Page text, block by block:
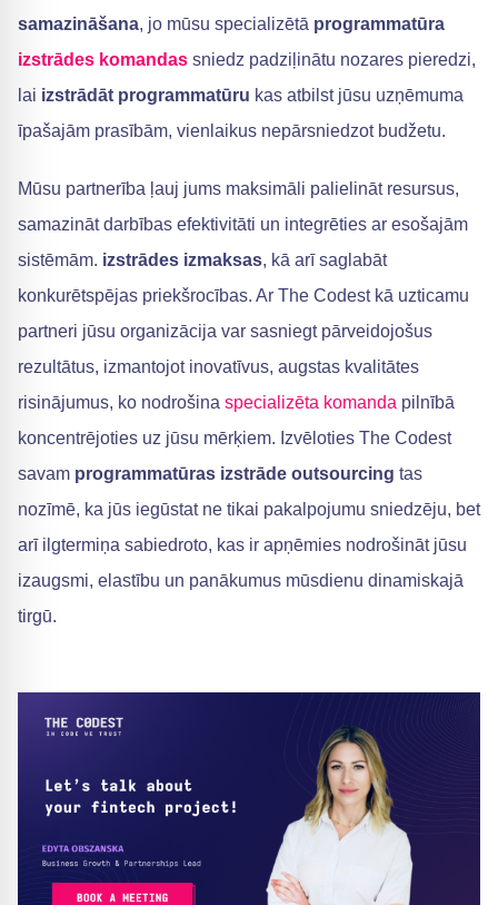
samazināšana, jo mūsu specializētā programmatūra
izstrādes komandas sniedz padziļinātu nozares pieredzi,
lai izstrādāt programmatūru kas atbilst jūsu uzņēmuma
īpašajām prasībām, vienlaikus nepārsniedzot budžetu.
Mūsu partnerība ļauj jums maksimāli palielināt resursus,
samazināt darbības efektivitāti un integrēties ar esošajām
sistēmām. izstrādes izmaksas, kā arī saglabāt
konkurētspējas priekšrocības. Ar The Codest kā uzticamu
partneri jūsu organizācija var sasniegt pārveidojošus
rezultātus, izmantojot inovatīvus, augstas kvalitātes
risinājumus, ko nodrošina specializēta komanda pilnībā
koncentrējoties uz jūsu mērķiem. Izvēloties The Codest
savam programmatūras izstrāde outsourcing tas
nozīmē, ka jūs iegūstat ne tikai pakalpojumu sniedzēju, bet
arī ilgtermiņa sabiedroto, kas ir apņēmies nodrošināt jūsu
izaugsmi, elastību un panākumus mūsdienu dinamiskajā
tirgū.